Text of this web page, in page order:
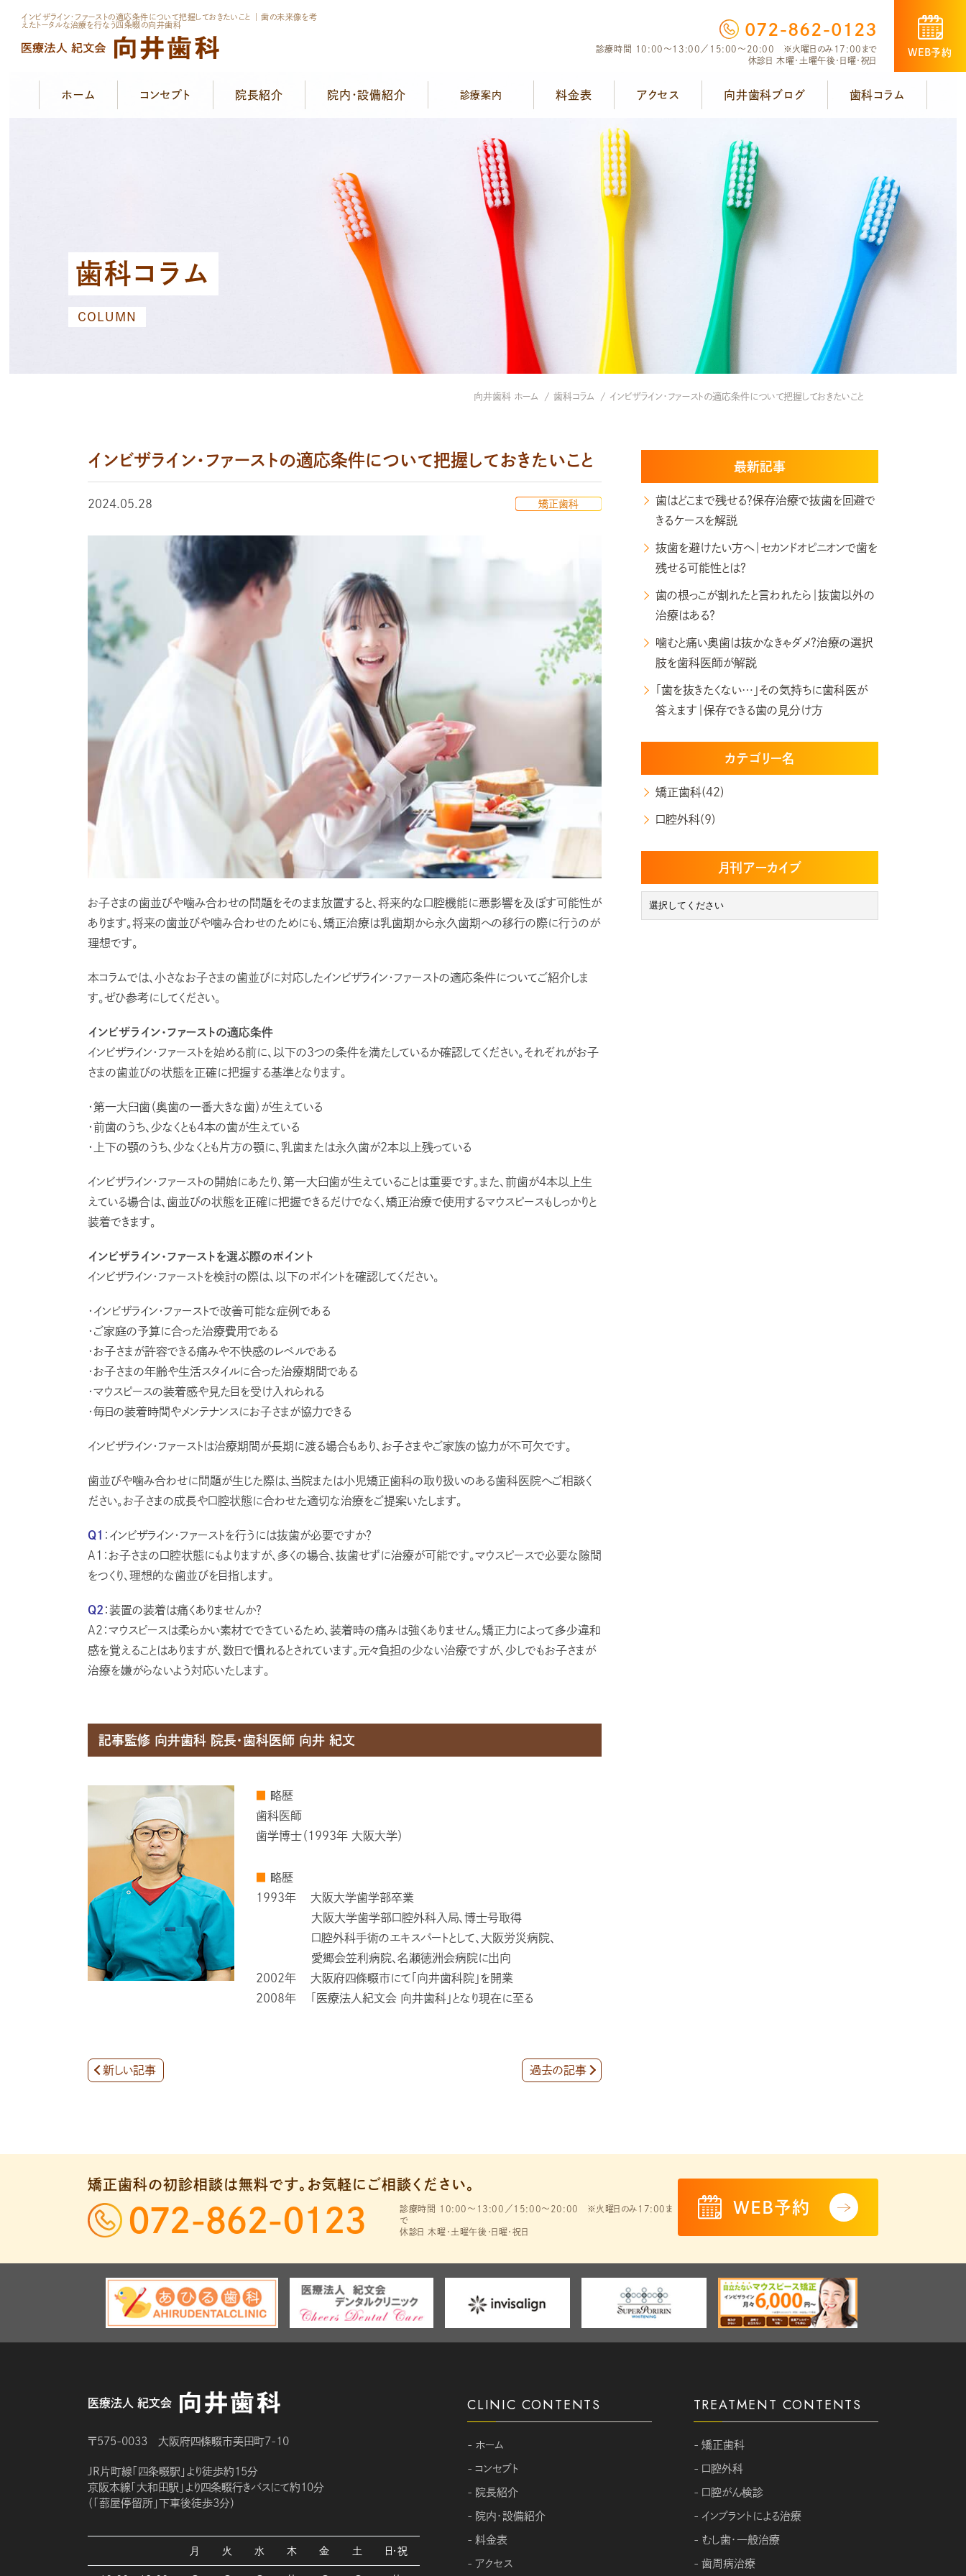
インビザライン・ファーストの適応条件について把握しておきたいこと ｜ 歯の未来像を考
えたトータルな治療を行なう四条畷の向井歯科
072-862-0123
診療時間 10:00～13:00／15:00～20:00 ※火曜日のみ17:00まで
休診日 木曜・土曜午後・日曜・祝日
WEB予約
ホーム コンセプト 院長紹介 院内・設備紹介 診療案内 料金表 アクセス 向井歯科ブログ 歯科コラム
歯科コラム
COLUMN
向井歯科 ホーム 歯科コラム インビザライン・ファーストの適応条件について把握しておきたいこと
インビザライン・ファーストの適応条件について把握しておきたいこと
2024.05.28 矯正歯科
お子さまの歯並びや噛み合わせの問題をそのまま放置すると、将来的な口腔機能に悪影響を及ぼす可能性が
あります。将来の歯並びや噛み合わせのためにも、矯正治療は乳歯期から永久歯期への移行の際に行うのが
理想です。
本コラムでは、小さなお子さまの歯並びに対応したインビザライン・ファーストの適応条件についてご紹介しま
す。ぜひ参考にしてください。
インビザライン・ファーストの適応条件
インビザライン・ファーストを始める前に、以下の3つの条件を満たしているか確認してください。それぞれがお子
さまの歯並びの状態を正確に把握する基準となります。
・第一大臼歯（奥歯の一番大きな歯）が生えている
・前歯のうち、少なくとも4本の歯が生えている
・上下の顎のうち、少なくとも片方の顎に、乳歯または永久歯が2本以上残っている
インビザライン・ファーストの開始にあたり、第一大臼歯が生えていることは重要です。また、前歯が4本以上生
えている場合は、歯並びの状態を正確に把握できるだけでなく、矯正治療で使用するマウスピースもしっかりと
装着できます。
インビザライン・ファーストを選ぶ際のポイント
インビザライン・ファーストを検討の際は、以下のポイントを確認してください。
・インビザライン・ファーストで改善可能な症例である
・ご家庭の予算に合った治療費用である
・お子さまが許容できる痛みや不快感のレベルである
・お子さまの年齢や生活スタイルに合った治療期間である
・マウスピースの装着感や見た目を受け入れられる
・毎日の装着時間やメンテナンスにお子さまが協力できる
インビザライン・ファーストは治療期間が長期に渡る場合もあり、お子さまやご家族の協力が不可欠です。
歯並びや噛み合わせに問題が生じた際は、当院または小児矯正歯科の取り扱いのある歯科医院へご相談く
ださい。お子さまの成長や口腔状態に合わせた適切な治療をご提案いたします。
Q1 ：インビザライン・ファーストを行うには抜歯が必要ですか？
A1：お子さまの口腔状態にもよりますが、多くの場合、抜歯せずに治療が可能です。マウスピースで必要な隙間
をつくり、理想的な歯並びを目指します。
Q2 ：装置の装着は痛くありませんか？
A2：マウスピースは柔らかい素材でできているため、装着時の痛みは強くありません。矯正力によって多少違和
感を覚えることはありますが、数日で慣れるとされています。元々負担の少ない治療ですが、少しでもお子さまが
治療を嫌がらないよう対応いたします。
記事監修 向井⻭科 院⻑・⻭科医師 向井 紀文
略歴
歯科医師
歯学博士（1993年 大阪大学）
略歴
1993年
大阪大学歯学部卒業
大阪大学歯学部口腔外科入局、博士号取得
口腔外科手術のエキスパートとして、大阪労災病院、
愛郷会笠利病院、名瀬徳洲会病院に出向
2002年
大阪府四條畷市にて「向井歯科院」を開業
2008年
「医療法人紀文会 向井歯科」となり現在に至る
新しい記事 過去の記事
最新記事
歯はどこまで残せる？保存治療で抜歯を回避で
きるケースを解説
抜歯を避けたい方へ｜セカンドオピニオンで歯を
残せる可能性とは？
歯の根っこが割れたと言われたら｜抜歯以外の
治療はある？
噛むと痛い奥歯は抜かなきゃダメ?治療の選択
肢を歯科医師が解説
「歯を抜きたくない…」その気持ちに歯科医が
答えます｜保存できる歯の見分け方
カテゴリー名
矯正歯科(42)
口腔外科(9)
月刊アーカイブ
矯正歯科の初診相談は無料です。 お気軽にご相談ください。
072-862-0123 診療時間 10:00～13:00／15:00～20:00 ※火曜日のみ17:00ま
で
休診日 木曜・土曜午後・日曜・祝日
WEB予約
医療法人 紀文会
〒575-0033 大阪府四條畷市美田町7-10
JR片町線「四条畷駅」より徒歩約15分
京阪本線「大和田駅」より四条畷行きバスにて約10分
（「蔀屋停留所」下車後徒歩3分）
月 火 水 木 金 土 日・祝
CLINIC CONTENTS
- ホーム
- コンセプト
- 院長紹介
- 院内・設備紹介
- 料金表
- アクセス
TREATMENT CONTENTS
- 矯正歯科
- 口腔外科
- 口腔がん検診
- インプラントによる治療
- むし歯・一般治療
- 歯周病治療